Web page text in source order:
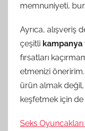
memnuniyeti,
Ayrıca, alışveriş
çeşitli
fırsatları
etmenizi
ürün almak
keşfetmek için de
Seks